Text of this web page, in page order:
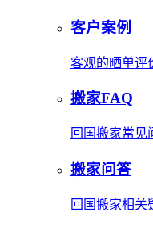
客户案例
客观的晒单评
搬家FAQ
回国搬家常见
搬家问答
回国搬家相关